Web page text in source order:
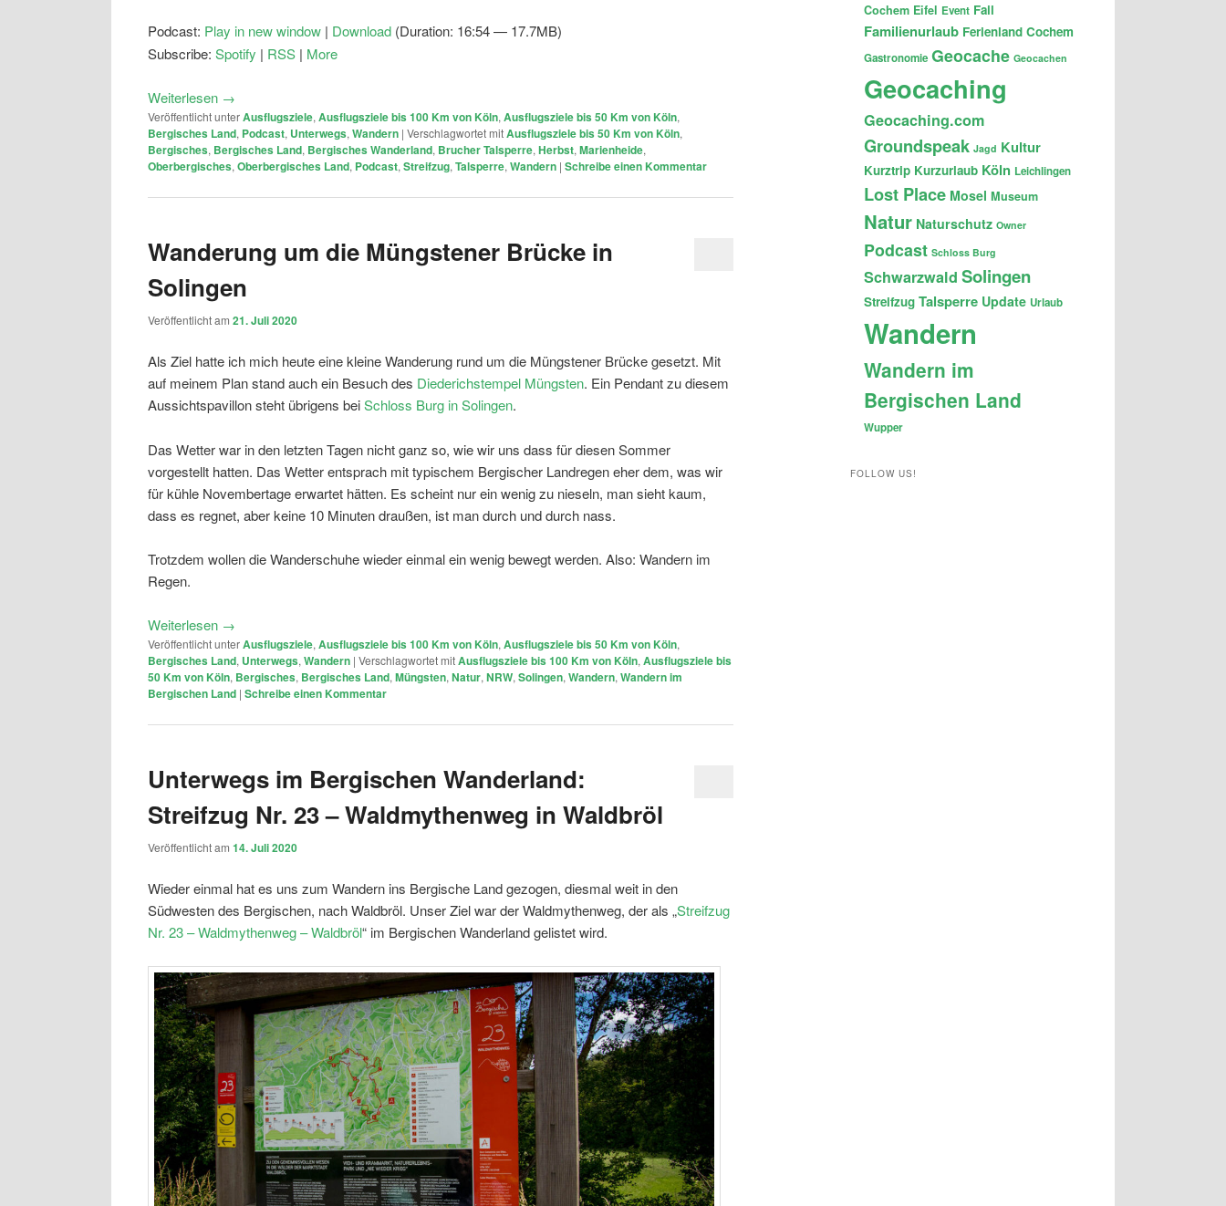
regeln.
Podcast: Play in new window | Download (Duration: 16:54 — 17.7MB)
Subscribe: Spotify | RSS | More
Weiterlesen →
Veröffentlicht unterAusflugsziele, Ausflugsziele bis 100 Km von Köln, Ausflugsziele bis 50 Km von Köln,
Bergisches Land, Podcast, Unterwegs, Wandern | Verschlagwortet mitAusflugsziele bis 50 Km von Köln,
Bergisches, Bergisches Land, Bergisches Wanderland, Brucher Talsperre, Herbst, Marienheide,
Oberbergisches, Oberbergisches Land, Podcast, Streifzug, Talsperre, Wandern | Schreibe einen Kommentar
Wanderung um die Müngstener Brücke in
Solingen
Veröffentlicht am 21. Juli 2020
Als Ziel hatte ich mich heute eine kleine Wanderung rund um die Müngstener Brücke gesetzt. Mit
auf meinem Plan stand auch ein Besuch des Diederichstempel Müngsten. Ein Pendant zu diesem
Aussichtspavillon steht übrigens beiSchloss Burg in Solingen.
Das Wetter war in den letzten Tagen nicht ganz so, wie wir uns dass für diesen Sommer
vorgestellt hatten. Das Wetter entsprach mit typischem Bergischer Landregen eher dem, was wir
für kühle Novembertage erwartet hätten. Es scheint nur ein wenig zu nieseln, man sieht kaum,
dass es regnet, aber keine 10 Minuten draußen, ist man durch und durch nass.
Trotzdem wollen die Wanderschuhe wieder einmal ein wenig bewegt werden. Also: Wandern im
Regen.
Weiterlesen →
Veröffentlicht unterAusflugsziele, Ausflugsziele bis 100 Km von Köln, Ausflugsziele bis 50 Km von Köln,
Bergisches Land, Unterwegs, Wandern | Verschlagwortet mitAusflugsziele bis 100 Km von Köln, Ausflugsziele bis
50 Km von Köln, Bergisches, Bergisches Land, Müngsten, Natur, NRW, Solingen, Wandern, Wandern im
Bergischen Land | Schreibe einen Kommentar
Unterwegs im Bergischen Wanderland:
Streifzug Nr. 23 – Waldmythenweg in Waldbröl
Veröffentlicht am 14. Juli 2020
Wieder einmal hat es uns zum Wandern ins Bergische Land gezogen, diesmal weit in den
Südwesten des Bergischen, nach Waldbröl. Unser Ziel war der Waldmythenweg, der als „Streifzug
Nr. 23 – Waldmythenweg – Waldbröl“ im Bergischen Wanderland gelistet wird.
Cochem Eifel Event Fail
Familienurlaub Ferienland Cochem
Gastronomie Geocache Geocachen
Geocaching
Geocaching.com
Groundspeak Jagd Kultur
Kurztrip Kurzurlaub Köln Leichlingen
Lost Place Mosel Museum
Natur Naturschutz Owner
Podcast Schloss Burg
Schwarzwald Solingen
Streifzug Talsperre Update Urlaub
Wandern
Wandern im
Bergischen Land
Wupper
FOLLOW US!